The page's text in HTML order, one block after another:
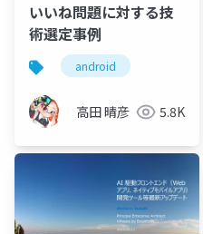
いいね問題に対する技
術選定事例
android
高田 晴彦 5.8K